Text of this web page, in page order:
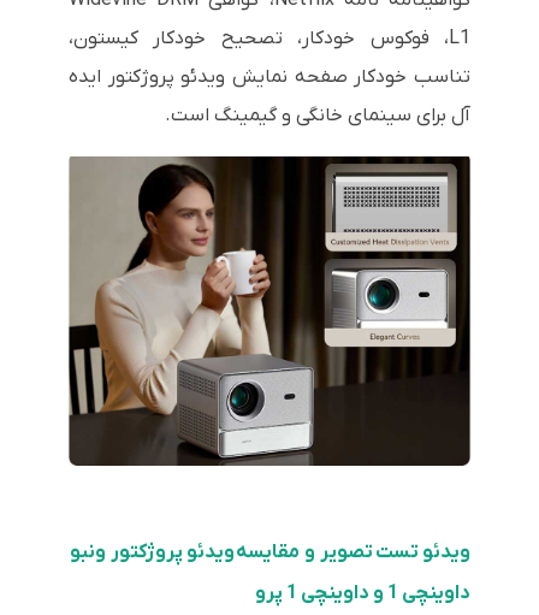
L1، فوکوس خودکار، تصحیح خودکار کیستون،
تناسب خودکار صفحه نمایش ویدئو پروژکتور ایده
آل برای سینمای خانگی و گیمینگ است.
ویدئو تست تصویر و مقایسهویدئو پروژکتور ونبو
داوینچی 1 و داوینچی 1 پرو